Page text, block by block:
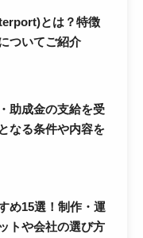
とは？特徴
ついてご紹介
助成金の支給を受
なる条件や内容を
め15選！制作・運
トや会社の選び方